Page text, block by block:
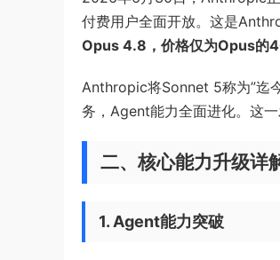
付费用户全面开放。这是
Opus 4.8，价格仅为Opus的
Anthropic将Sonnet 5称为”迄
务，Agent能力全面进化。这
二、核心能力升级详
1. Agent能力突破